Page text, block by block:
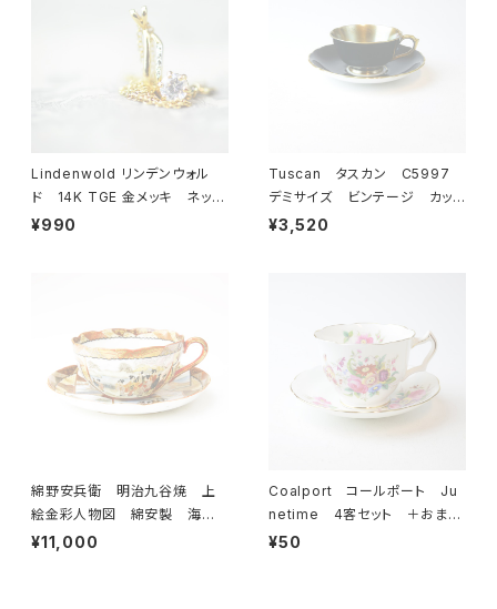
Lindenwold リンデンウォル
ド 14K TGE 金メッキ ネック
レス 23-0061 ビンテージ
¥990
Tuscan タスカン C5997
デミサイズ ビンテージ カップ
＆ソーサー 【イギリス】 アン
¥3,520
綿野安兵衛 明治九谷焼 上
絵金彩人物図 綿安製 海外
輸出用 里帰り品 アンティー
¥11,000
Coalport コールポート Ju
netime 4客セット ＋おまけ
付き カップ＆ソーサー 【イギ
¥50